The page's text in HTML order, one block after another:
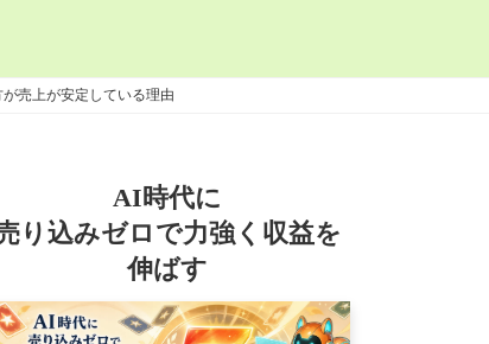
売上が安定している理由
AI時代に
り込みゼロで力強く収益を
伸ばす